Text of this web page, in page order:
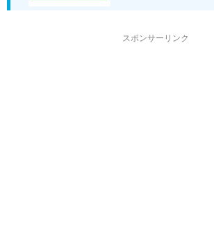
スポンサーリンク